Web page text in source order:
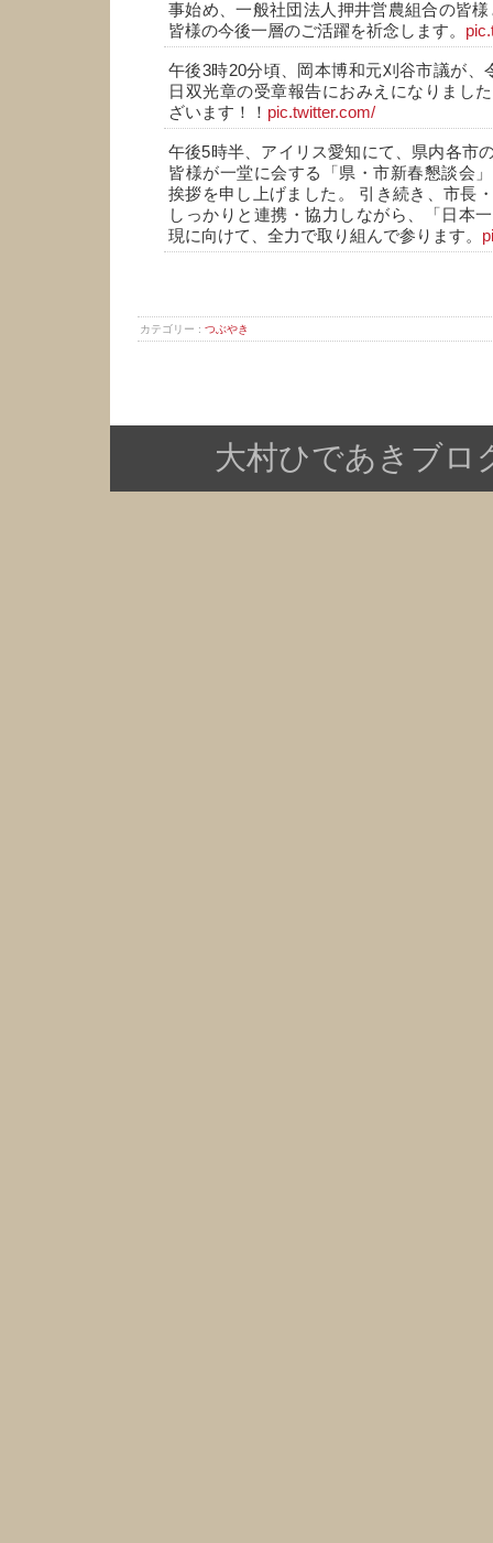
事始め、一般社団法人押井営農組合の皆
皆様の今後一層のご活躍を祈念します。
午後3時20分頃、岡本博和元刈谷市議が、
日双光章の受章報告におみえになりまし
ざいます！！ pic.twitter.com/
午後5時半、アイリス愛知にて、県内各市
皆様が一堂に会する「県・市新春懇談会
挨拶を申し上げました。 引き続き、市長
しっかりと連携・協力しながら、「日本
現に向けて、全力で取り組んで参ります。
カテゴリー : つぶやき
大村ひであきブロ